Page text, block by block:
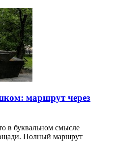
маршрут через
в буквальном смысле
Полный маршрут